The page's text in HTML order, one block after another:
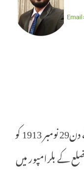
خرّم ملک كيتھویپٹنہ، بہار، آج ہی کے دن29 نومبر 1913 کو
کے بلرامپور میں